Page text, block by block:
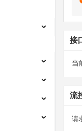
接
当
流
请